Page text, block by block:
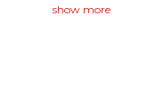
show more